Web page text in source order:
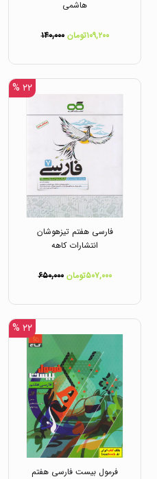
هاشمی
۱۰۹,۲۰۰تومان ۱۴۰,۰۰۰
۲۲ %
فارسی هفتم تیزهوشان
انتشارات کاهه
۵۰۷,۰۰۰تومان ۶۵۰,۰۰۰
۲۲ %
فرمول بیست فارسی هفتم